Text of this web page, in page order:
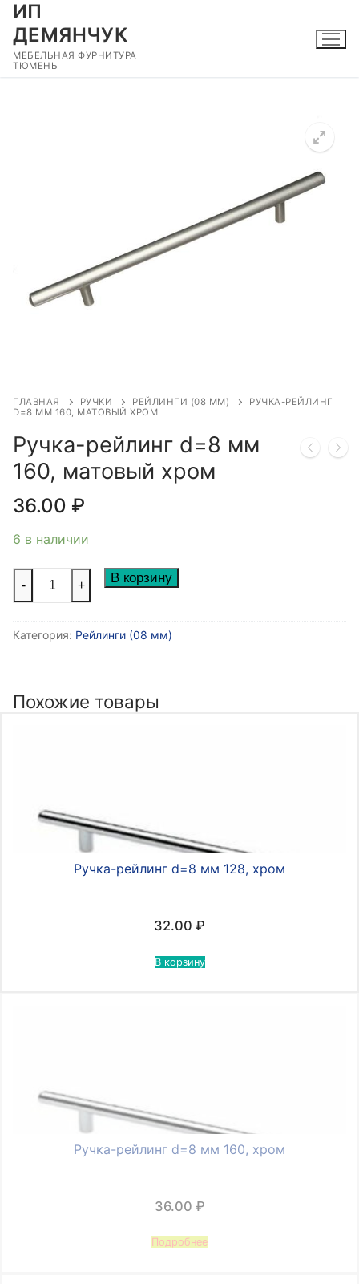
Перейти
содержимому
ИП
ДЕМЯНЧУК
МЕБЕЛЬНАЯ ФУРНИТУРА
ТЮМЕНЬ
🔍
ГЛАВНАЯ РУЧКИ РЕЙЛИНГИ (08 ММ)
РУЧКА-РЕЙЛИНГ
D=8 ММ 160, МАТОВЫЙ ХРОМ
Ручка-рейлинг d=8 мм
160, матовый хром
36.00 ₽
6 в наличии
Количество
товара
рейлинг
160,
- + В корзину
Категория: Рейлинги (08 мм)
Похожие товары
Ручка-рейлинг d=8 мм 128, хром
32.00 ₽
В корзину
Ручка-рейлинг d=8 мм 160, хром
36.00 ₽
Подробнее